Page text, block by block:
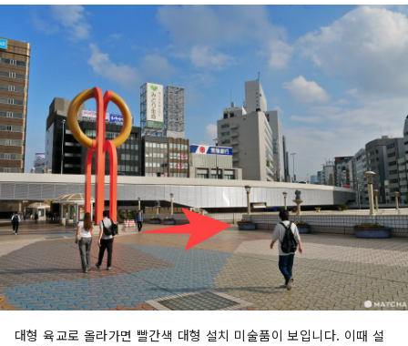
대형 육교로 올라가면 빨간색 대형 설치 미술품이 보입니다. 이때 설